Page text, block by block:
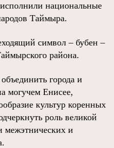
национальные
Таймыра.
символ – бубен –
района.
города и
могучем Енисее,
культур коренных
роль великой
межэтнических и